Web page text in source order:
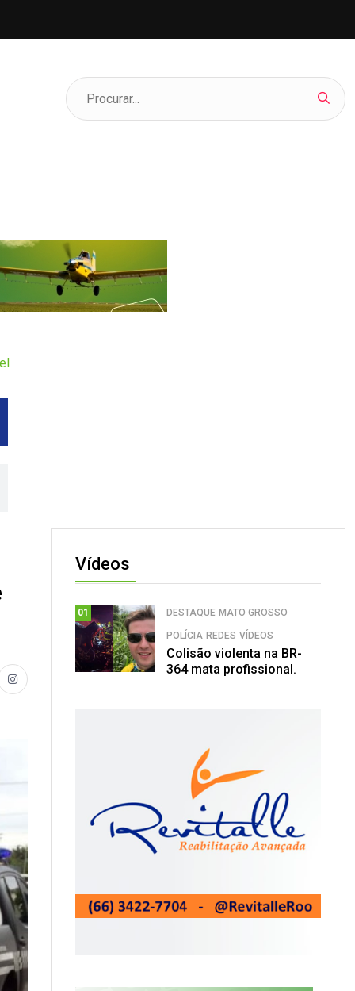
Vídeos
01 DESTAQUE MATO GROSSO
POLÍCIA REDES VÍDEOS
Colisão violenta na BR-
364 mata profissional.